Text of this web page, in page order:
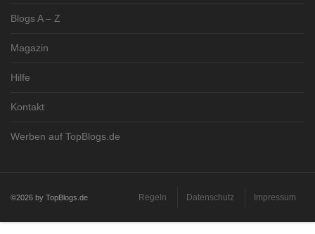
Blogs A – Z
Magazin
Hilfe
Kontakt
Werben auf TopBlogs.de
©2026 by TopBlogs.de Regeln Datenschutz Impressum